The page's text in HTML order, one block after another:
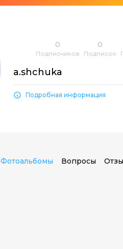
0
Подписчиков
0
Подписок
a.shchuka
Подробная информация
Фотоальбомы Вопросы